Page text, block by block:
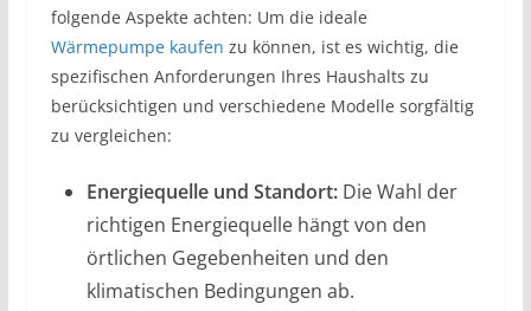
folgende Aspekte achten: Um die ideale
Wärmepumpe kaufen zu können, ist es wichtig, die
spezifischen Anforderungen Ihres Haushalts zu
berücksichtigen und verschiedene Modelle sorgfältig
zu vergleichen:
Energiequelle und Standort:Die Wahl der
richtigen Energiequelle hängt von den
örtlichen Gegebenheiten und den
klimatischen Bedingungen ab.